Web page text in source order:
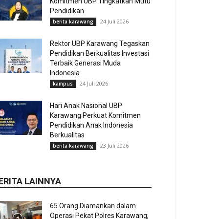
Pendidikan
berita karawang 24 Juli 2026
Rektor UBP Karawang Tegaskan
Pendidikan Berkualitas Investasi
Terbaik Generasi Muda
Indonesia
kampus 24 Juli 2026
Hari Anak Nasional UBP
Karawang Perkuat Komitmen
Pendidikan Anak Indonesia
Berkualitas
berita karawang 23 Juli 2026
LAINNYA
65 Orang Diamankan dalam
Operasi Pekat Polres Karawang,